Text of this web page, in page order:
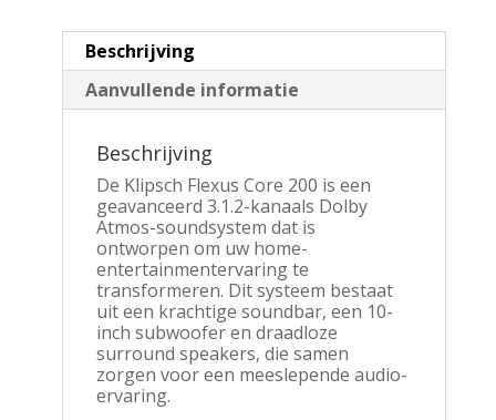
Beschrijving
Aanvullende informatie
Beschrijving
De Klipsch Flexus Core 200 is een
geavanceerd 3.1.2-kanaals Dolby
Atmos-soundsystem dat is
ontworpen om uw home-
entertainmentervaring te
transformeren. Dit systeem bestaat
uit een krachtige soundbar, een 10-
inch subwoofer en draadloze
surround speakers, die samen
zorgen voor een meeslepende audio-
ervaring.